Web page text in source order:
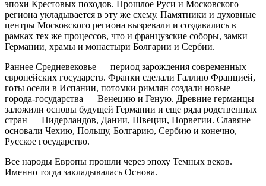
эпохи Крестовых походов. Прошлое Руси и Московского
региона укладывается в эту же схему. Памятники и духовные
центры Московского региона вызревали и создавались в
рамках тех же процессов, что и французские соборы, замки
Германии, храмы и монастыри Болгарии и Сербии.
Раннее Средневековье — период зарождения современных
европейских государств. Франки сделали Галлию Францией,
готы осели в Испании, потомки римлян создали новые
города-государства — Венецию и Геную. Древние германцы
заложили основы будущей Германии и еще ряда родственных
стран — Нидерландов, Дании, Швеции, Норвегии. Славяне
основали Чехию, Польшу, Болгарию, Сербию и конечно,
Русское государство.
Все народы Европы прошли через эпоху Темных веков.
Именно тогда закладывалась Основа.